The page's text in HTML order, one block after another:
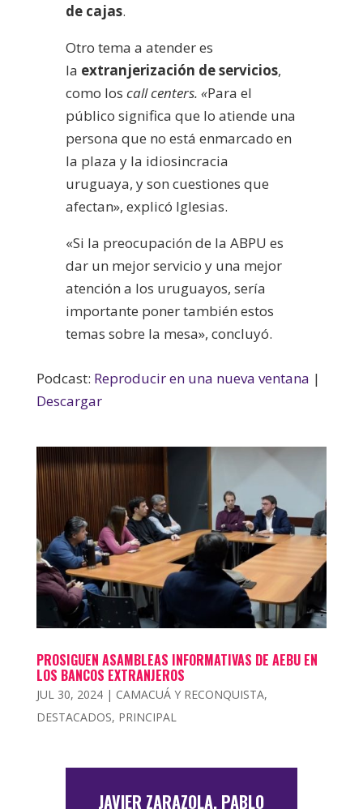
de cajas.
Otro tema a atender es
la extranjerización de servicios,
como los call centers. «Para el
público significa que lo atiende una
persona que no está enmarcado en
la plaza y la idiosincracia
uruguaya, y son cuestiones que
afectan», explicó Iglesias.
«Si la preocupación de la ABPU es
dar un mejor servicio y una mejor
atención a los uruguayos, sería
importante poner también estos
temas sobre la mesa», concluyó.
Podcast: Reproducir en una nueva ventana |
Descargar
PROSIGUEN ASAMBLEAS INFORMATIVAS DE AEBU EN
LOS BANCOS EXTRANJEROS
JUL 30, 2024| CAMACUÁ Y RECONQUISTA,
DESTACADOS, PRINCIPAL
JAVIER ZARAZOLA, PABLO